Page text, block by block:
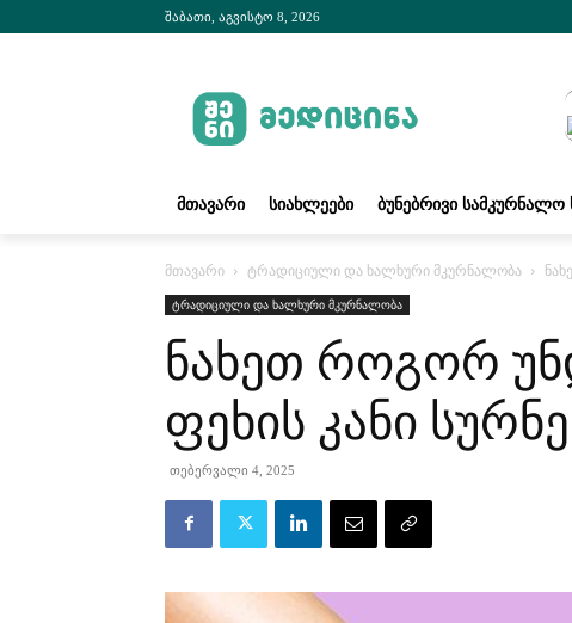
შაბათი, აგვისტო 8, 2026
ᲛᲗᲐᲕᲐᲠᲘ ᲡᲘᲐᲮᲚᲔᲔᲑᲘ ᲑᲣᲜᲔᲑᲠᲘᲕᲘ ᲡᲐᲛᲙᲣᲠᲜᲐᲚᲝ
მთავარი ტრადიციული და ხალხური მკურნალობა
ტრადიციული და ხალხური მკურნალობა
ნახეთ როგორ
ფეხის კანი
თებერვალი 4, 2025